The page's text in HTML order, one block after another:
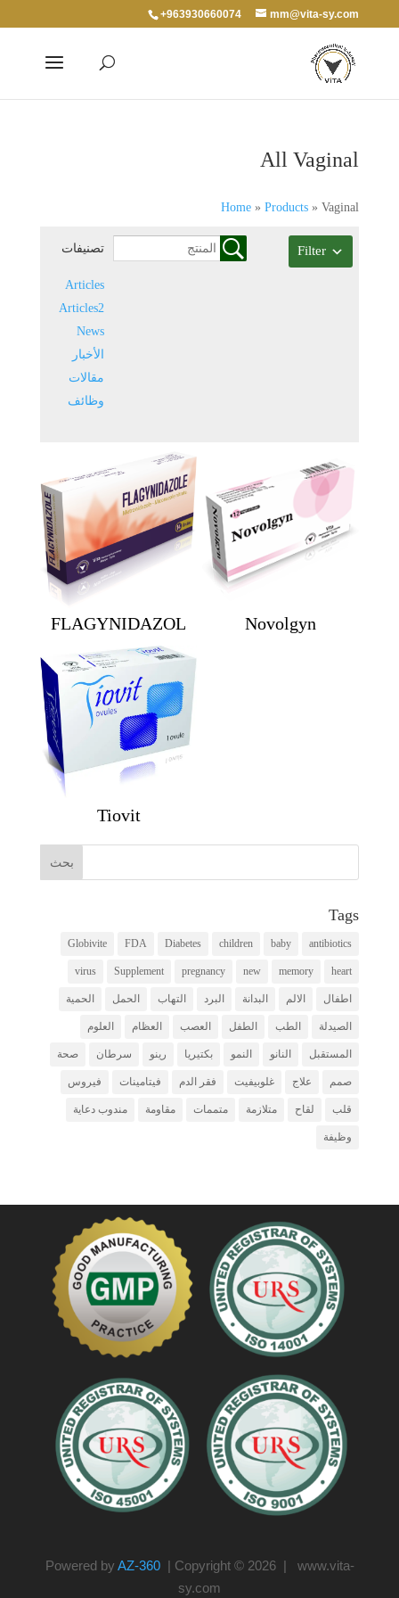
+963930660074 mm@vita-sy.com
All Vaginal
Home »Products »Vaginal
تصنيفات
Articles
Articles2
News
الأخبار
مقالات
وظائف
Filter
FLAGYNIDAZOL Novolgyn
Tiovit
Tags
antibiotics
baby
children
Diabetes
FDA
Globivite
heart
memory
new
pregnancy
Supplement
virus
اطفال الالم البدانة البرد التهاب الحمل الحمية
الصيدلة الطب الطفل العصب العظام العلوم
المستقبل النانو النمو بكتيريا رينو سرطان صحة
صمم علاج غلوبيفيت فقر الدم فيتامينات فيروس
قلب لقاح متلازمة متممات مقاومة مندوب دعاية
وظيفة
Powered by AZ-360| Copyright © 2026 | www.vita-
sy.com